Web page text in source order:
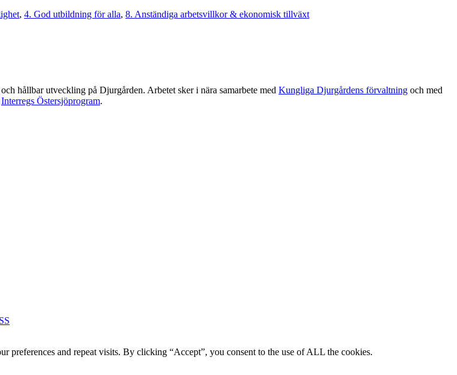
, 4. God utbildning för alla, 8. Anständiga arbetsvillkor & ekonomisk tillväxt
hållbar utveckling på Djurgården. Arbetet sker i nära samarbete med Kungliga Djurgårdens förvaltning och med
Interregs Östersjöprogram.
preferences and repeat visits. By clicking “Accept”, you consent to the use of ALL the cookies.